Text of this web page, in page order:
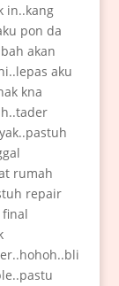
in..kang
pon da
akan
aku
kna
rumah
repair